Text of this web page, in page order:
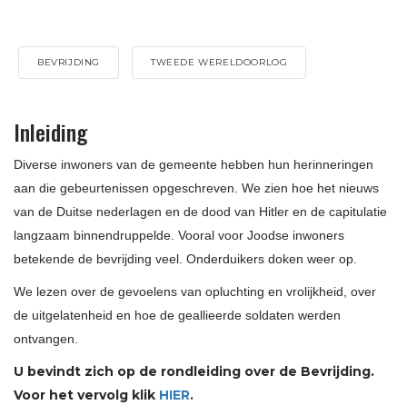
BEVRIJDING TWEEDE WERELDOORLOG
Inleiding
Diverse inwoners van de gemeente hebben hun herinneringen
aan die gebeurtenissen opgeschreven. We zien hoe het nieuws
van de Duitse nederlagen en de dood van Hitler en de capitulatie
langzaam binnendruppelde. Vooral voor Joodse inwoners
betekende de bevrijding veel. Onderduikers doken weer op.
We lezen over de gevoelens van opluchting en vrolijkheid, over
de uitgelatenheid en hoe de geallieerde soldaten werden
ontvangen.
U bevindt zich op de rondleiding over de Bevrijding.
Voor het vervolg klik HIER.